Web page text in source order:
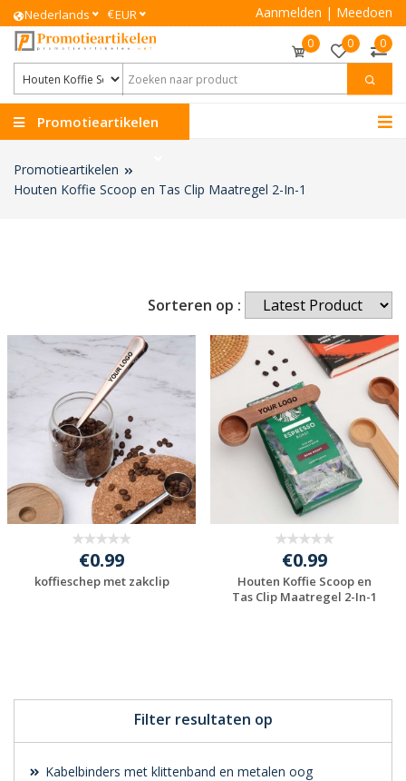
Nederlands €EUR Aanmelden | Meedoen
0 0 0
Promotieartikelen
Promotieartikelen
Houten Koffie Scoop en Tas Clip Maatregel 2-In-1
Filter resultaten op
Kabelbinders met klittenband en metalen oog
Sorteren op :
€0.99
koffieschep met zakclip
€0.99
Houten Koffie Scoop en
Tas Clip Maatregel 2-In-1